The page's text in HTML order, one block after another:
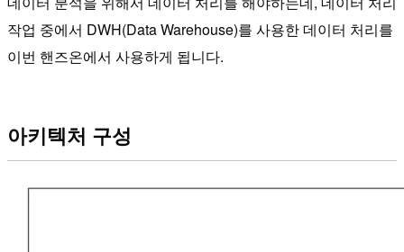
작업 중에서 DWH(Data Warehouse)를 사용한 데이터 처리를
이번 핸즈온에서 사용하게 됩니다.
아키텍처 구성